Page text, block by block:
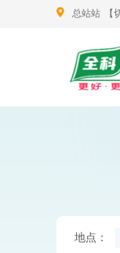
总站站 【
地点：